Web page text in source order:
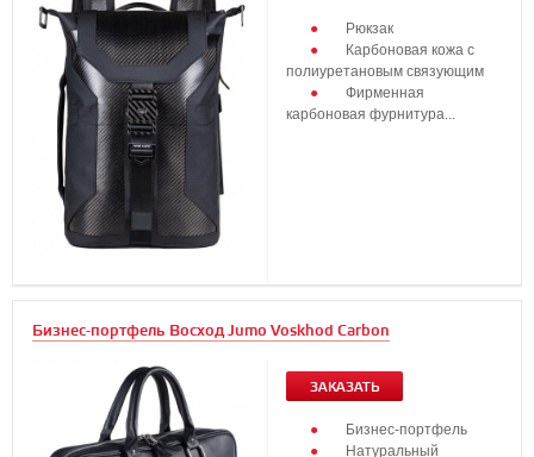
Рюкзак
Карбоновая кожа с
полиуретановым связующим
Фирменная
карбоновая фурнитура...
Бизнес-портфель Восход Jumo Voskhod Carbon
ЗАКАЗАТЬ
Бизнес-портфель
Натуральный